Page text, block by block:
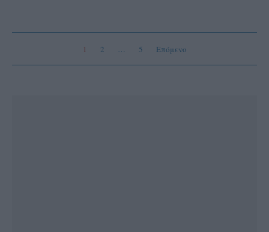
1 2 … 5 Επόμενο